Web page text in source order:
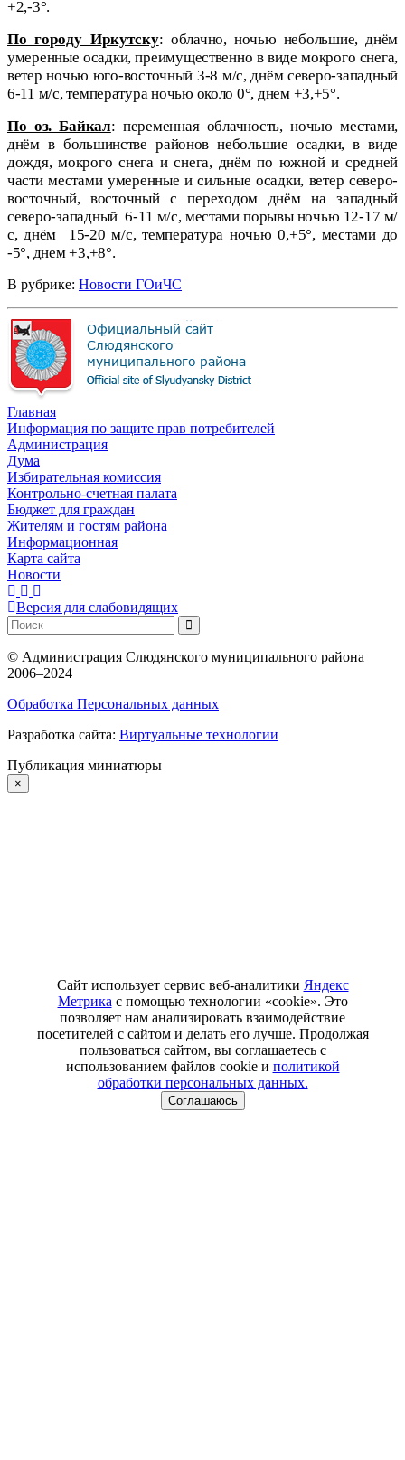
+2,-3°.
По городу Иркутску:облачно, ночью небольшие, днём
умеренные осадки, преимущественно в виде мокрого снега,
ветер ночью юго-восточный 3-8 м/с, днём северо-западный
6-11 м/с, температура ночью около 0°, днем +3,+5°.
По оз. Байкал: переменная облачность, ночью местами,
днём в большинстве районов небольшие осадки, в виде
дождя, мокрого снега и снега, днём по южной и средней
части местами умеренные и сильные осадки, ветер северо-
восточный, восточный с переходом днём на западный
северо-западный 6-11 м/с, местами порывы ночью 12-17 м/
с, днём
15-20 м/с, температура ночью 0,+5°, местами до
-5°, днем +3,+8°.
В рубрике: Новости ГОиЧС
Главная
Информация по защите прав потребителей
Администрация
Дума
Избирательная комиссия
Контрольно-счетная палата
Бюджет для граждан
Жителям и гостям района
Информационная
Карта сайта
Новости
Версия для слабовидящих
© Администрация Слюдянского муниципального района
2006–2024
Обработка Персональных данных
Разработка сайта: Виртуальные технологии
Публикация миниатюры
×
Сайт использует сервис веб-аналитики Яндекс
Метрика с помощью технологии «cookie». Это
позволяет нам анализировать взаимодействие
посетителей с сайтом и делать его лучше. Продолжая
пользоваться сайтом, вы соглашаетесь с
использованием файлов cookie и политикой
обработки персональных данных.
Соглашаюсь